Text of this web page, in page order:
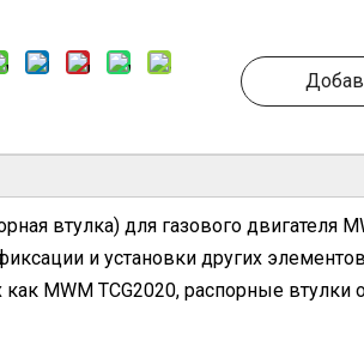
втулка) для газового двигателя
и установки других
как MWM TCG2020, распорные